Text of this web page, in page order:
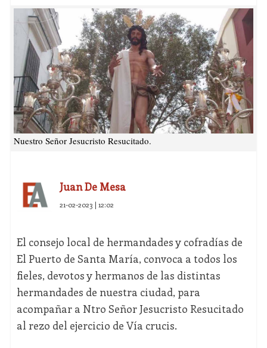
Nuestro Señor Jesucristo Resucitado.
Juan De Mesa
21-02-2023 | 12:02
El consejo local de hermandades y cofradías de
El Puerto de Santa María, convoca a todos los
fieles, devotos y hermanos de las distintas
hermandades de nuestra ciudad, para
acompañar a Ntro Señor Jesucristo Resucitado
al rezo del ejercicio de Vía crucis.